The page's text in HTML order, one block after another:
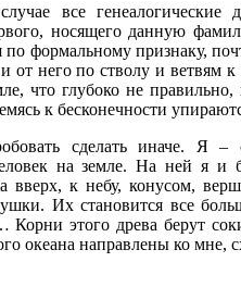
все генеалогические
носящего данную
по формальному признаку,
от него по стволу и ветвям к
что глубоко не
к бесконечности
сделать иначе. Я –
на земле. На ней я и
вверх, к небу, конусом,
Их становится все
Корни этого древа берут
океана направлены ко мне,